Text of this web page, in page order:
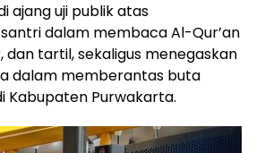
ajang uji publik atas
dalam membaca Al-Qur’an
dan tartil, sekaligus menegaskan
dalam memberantas buta
Kabupaten Purwakarta.